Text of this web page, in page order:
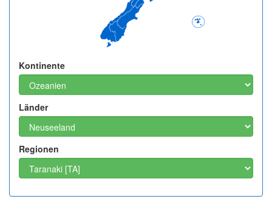
Kontinente
Länder
Regionen